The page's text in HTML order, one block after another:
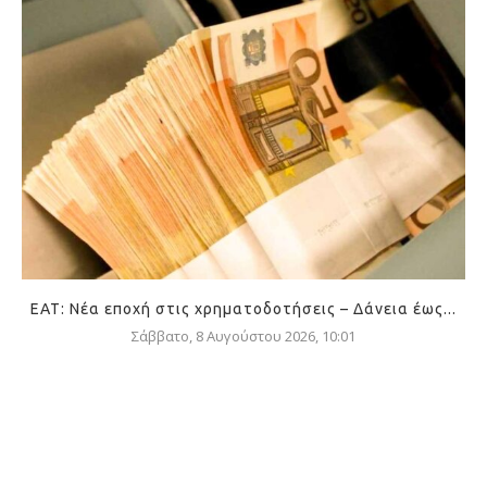
ΕΑΤ: Νέα εποχή στις χρηματοδοτήσεις – Δάνεια έως...
Σάββατο, 8 Αυγούστου 2026, 10:01